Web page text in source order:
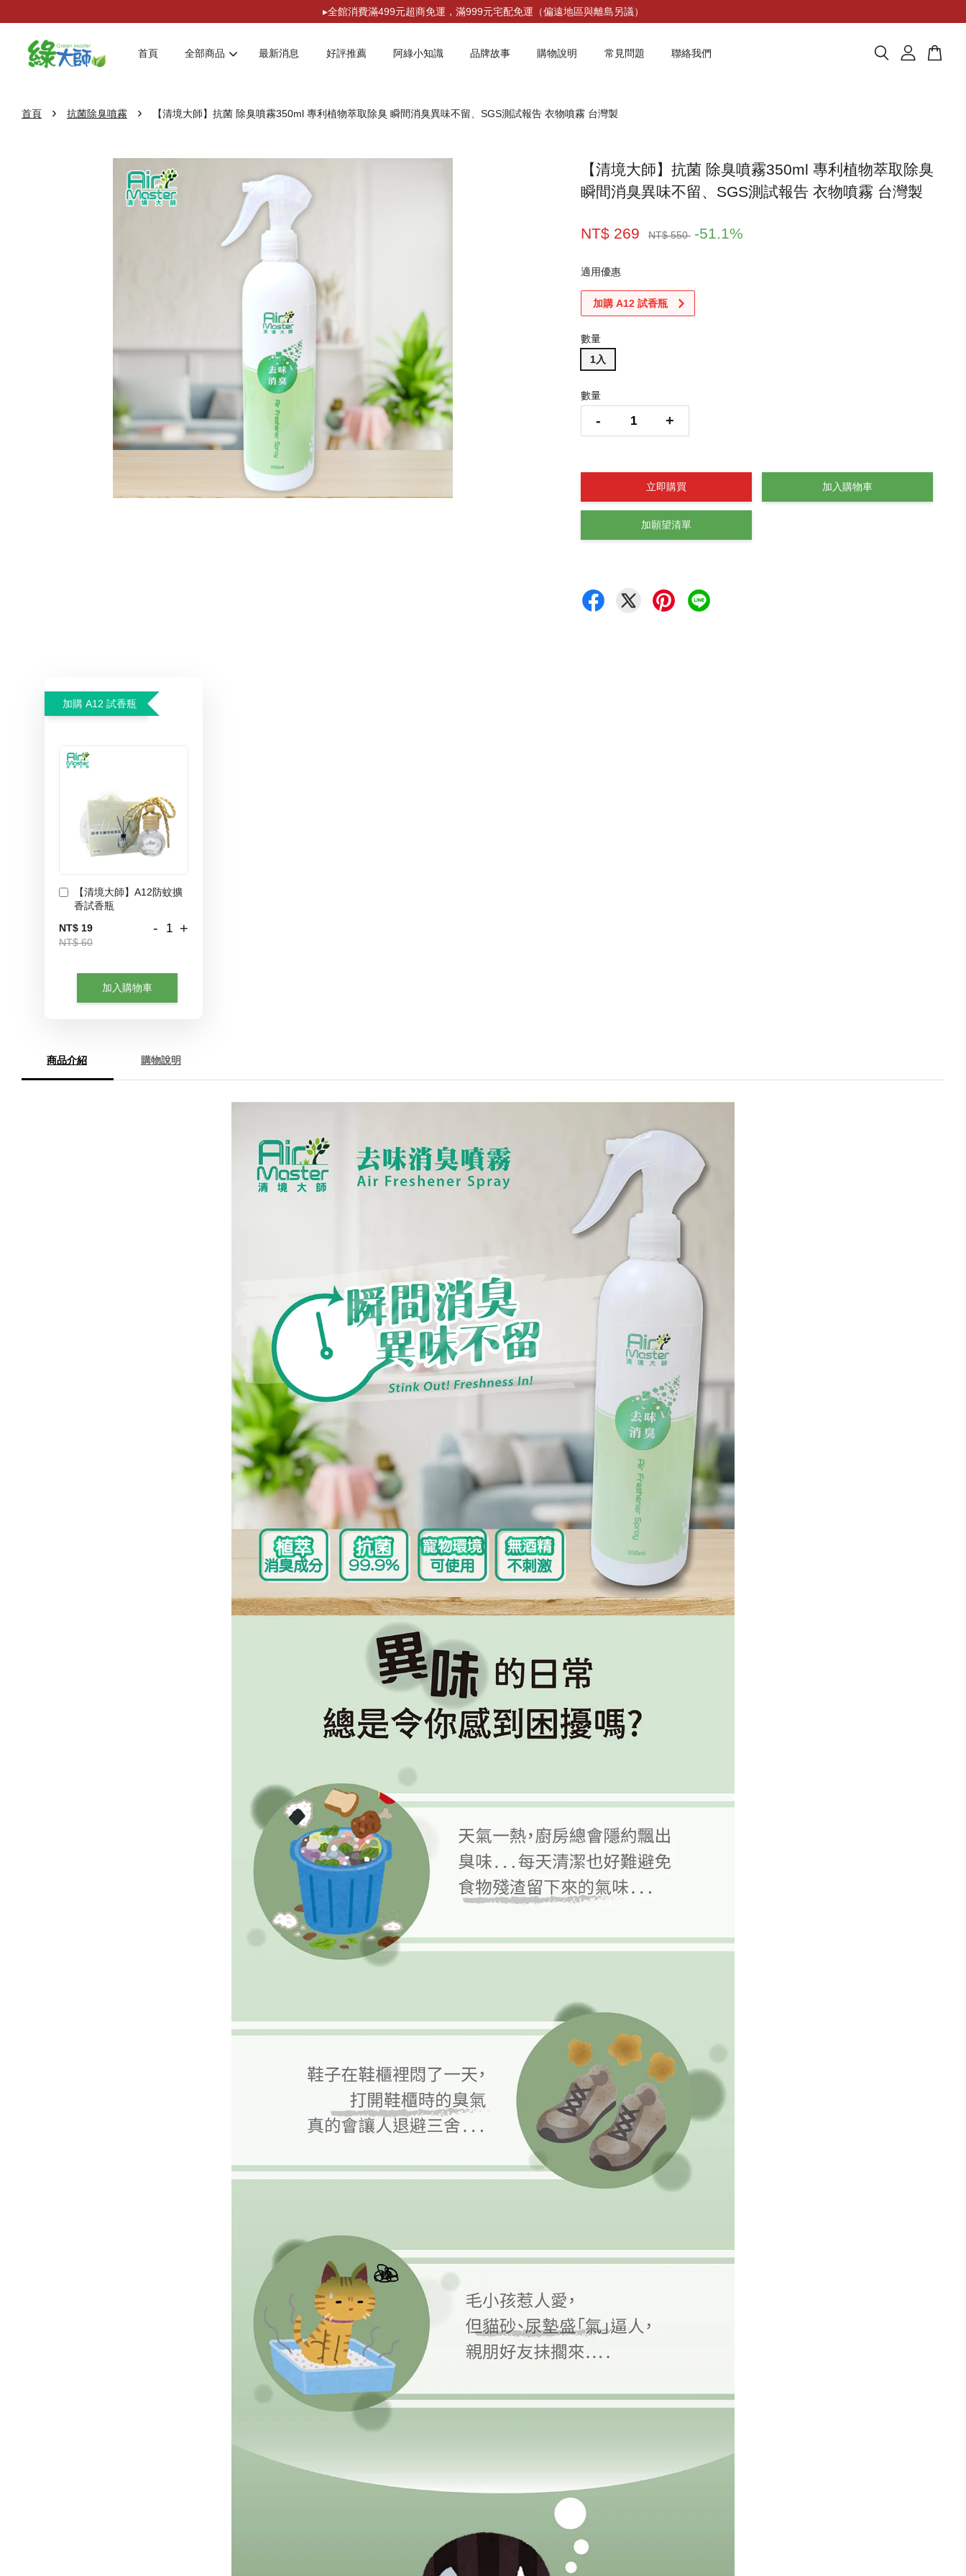
▸全館消費滿499元超商免運，滿999元宅配免運（偏遠地區與離島另議）
首頁 全部商品 最新消息 好評推薦 阿綠小知識 品牌故事 購物說明 常見問題 聯絡我們
首頁 › 抗菌除臭噴霧 › 【清境大師】抗菌 除臭噴霧350ml 專利植物萃取除臭 瞬間消臭異味不留、SGS測試報告 衣物噴霧 台灣製
【清境大師】抗菌 除臭噴霧350ml 專利植物萃取除臭
瞬間消臭異味不留、SGS測試報告 衣物噴霧 台灣製
NT$ 269 NT$ 550 -51.1%
適用優惠
加購 A12 試香瓶
數量
1入
數量
- +
立即購買 加入購物車
加願望清單
加購 A12 試香瓶
【清境大師】A12防蚊擴
香試香瓶
NT$ 19
NT$ 60
- +
加入購物車
商品介紹 購物說明